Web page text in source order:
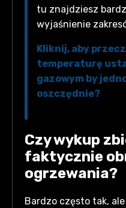
tu znajdziesz
wyjaśnienie
Kliknij, aby
temperaturę
gazowym by
oszczędnie?
Czy wykup
faktycznie
ogrzewania?
Bardzo często tak,